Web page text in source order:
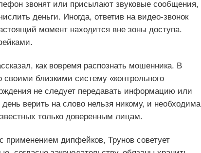
звонят или присылают звуковые сообщения,
деньги. Иногда, ответив на видео-звонок
момент находится вне зоны доступа.
как вовремя распознать мошенника. В
своими близкими систему «контрольного
не следует передавать информацию или
верить на слово нельзя никому, и необходима
только доверенным лицам.
применением дипфейков, Трунов советует